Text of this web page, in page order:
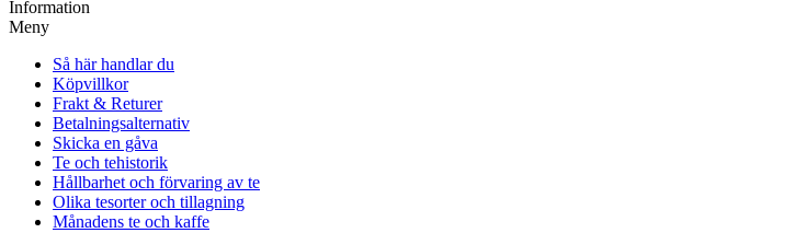
Information
Meny
Så här handlar du
Köpvillkor
Frakt & Returer
Betalningsalternativ
Skicka en gåva
Te och tehistorik
Hållbarhet och förvaring av te
Olika tesorter och tillagning
Månadens te och kaffe